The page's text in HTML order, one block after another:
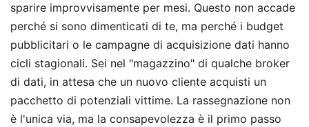
sparire improvvisamente per mesi. Questo non accade
perché si sono dimenticati di te, ma perché i budget
pubblicitari o le campagne di acquisizione dati hanno
cicli stagionali. Sei nel "magazzino" di qualche broker
di dati, in attesa che un nuovo cliente acquisti un
pacchetto di potenziali vittime. La rassegnazione non
è l'unica via, ma la consapevolezza è il primo passo